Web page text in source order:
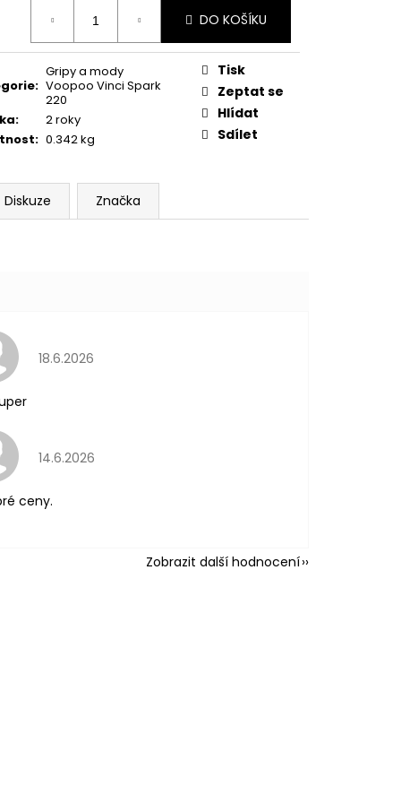
DO KOŠÍKU
:
Gripy a mody
Voopoo Vinci Spark
220
:
2 roky
: 0.342 kg
Tisk
Zeptat se
Hlídat
Sdílet
Diskuze Značka
Hodnocení obchodu je 5 z 5 hvězdiček.
18.6.2026
Hodnocení obchodu je 5 z 5 hvězdiček.
14.6.2026
ceny.
Zobrazit další hodnocení